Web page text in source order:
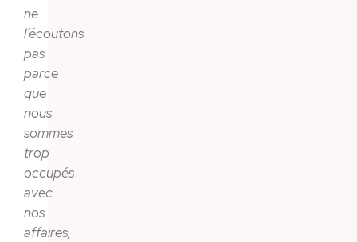
ne
l’écoutons
pas
parce
que
nous
sommes
trop
occupés
avec
nos
affaires,